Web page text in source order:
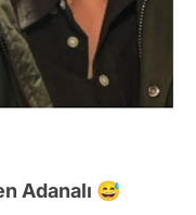
Adanalı 😅